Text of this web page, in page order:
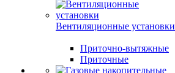
Вентиляционные установки
Приточно-вытяжные
Приточные